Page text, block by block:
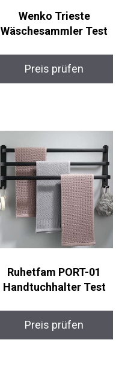
Wenko Trieste
Wäschesammler Test
Preis prüfen
Ruhetfam PORT-01
Handtuchhalter Test
Preis prüfen